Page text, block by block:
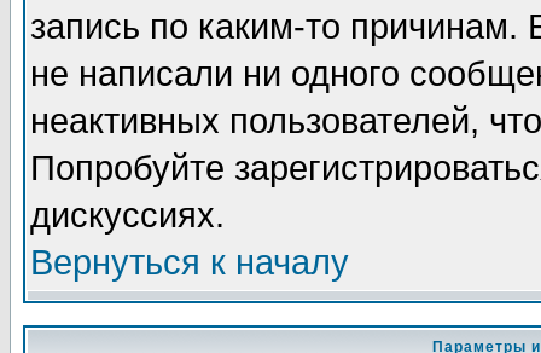
запись по каким-то
не написали ни одного
неактивных пользователей,
Попробуйте
дискуссиях.
Вернуться к началу
Параметры